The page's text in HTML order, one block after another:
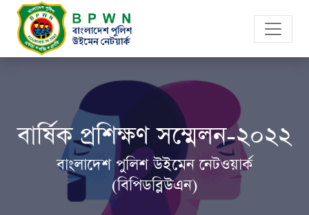
বার্ষিক প্রশিক্ষণ সম্মেলন-২০২২
বাংলাদেশ পুলিশ উইমেন নেটওয়ার্ক
(বিপিডব্লিউএন)